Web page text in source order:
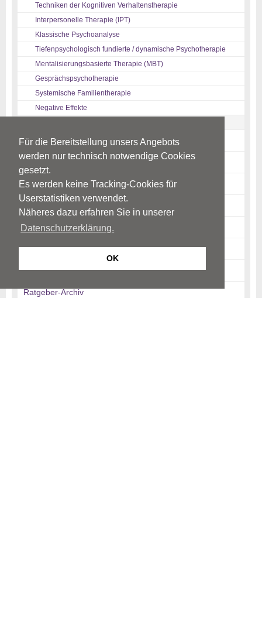
Für die Bereitstellung unsers Angebots
werden nur technisch notwendige Cookies
gesetzt.
Es werden keine Tracking-Cookies für
Userstatistiken verwendet.
Näheres dazu erfahren Sie in unserer
Datenschutzerklärung.
OK
Techniken der Kognitiven Verhaltenstherapie
Interpersonelle Therapie (IPT)
Klassische Psychoanalyse
Tiefenpsychologisch fundierte / dynamische Psychotherapie
Mentalisierungsbasierte Therapie (MBT)
Gesprächspsychotherapie
Systemische Familientherapie
Negative Effekte
Pharmakotherapie
Psychoedukation
Soziotherapie
Ergotherapie
Risikofaktoren
News-Archiv
Ratgeber-Archiv